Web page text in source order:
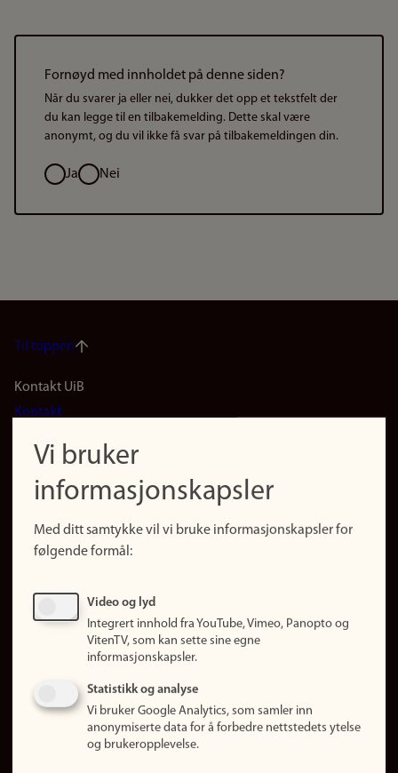
Fornøyd med innholdet på denne siden?
Når du svarer ja eller nei, dukker det opp et tekstfelt der
du kan legge til en tilbakemelding. Dette skal være
anonymt, og du vil ikke få svar på tilbakemeldingen din.
ValgJa Nei
Til toppen
Footer
(no)
Kontakt UiB
Kontakt
Finn forsker
Presse
Finn studier
Ledige stillinger
Om nettstedet
Informasjonskapsler
Vi bruker
informasjonskapsler
Med ditt samtykke vil vi bruke informasjonskapsler for
følgende formål:
Video og lyd
Integrert innhold fra YouTube, Vimeo, Panopto og
VitenTV, som kan sette sine egne
informasjonskapsler.
Statistikk og analyse
Vi bruker Google Analytics, som samler inn
anonymiserte data for å forbedre nettstedets ytelse
og brukeropplevelse.